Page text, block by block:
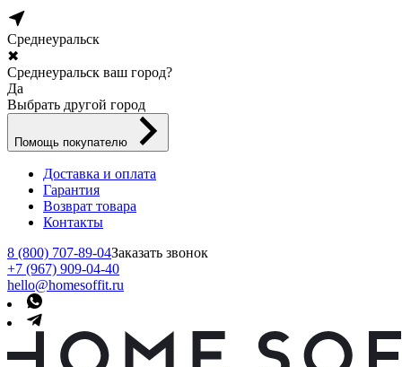
Среднеуральск
✖
Среднеуральск ваш город?
Да
Выбрать другой город
Помощь покупателю
Доставка и оплата
Гарантия
Возврат товара
Контакты
8 (800) 707-89-04Заказать звонок
+7 (967) 909-04-40
hello@homesoffit.ru